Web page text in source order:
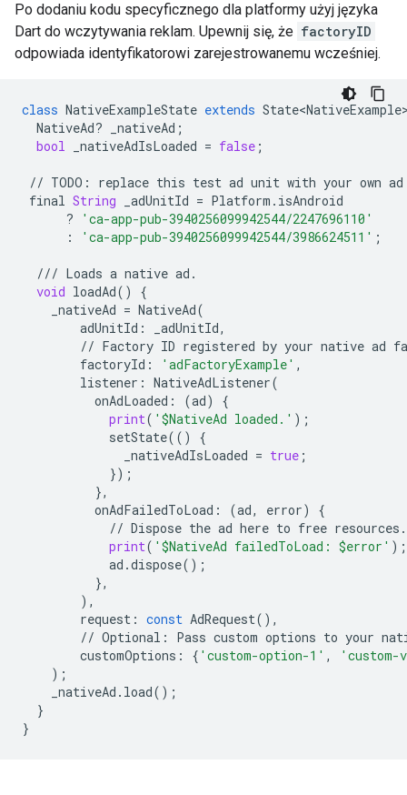
Po dodaniu kodu specyficznego dla platformy użyj języka
Dart do wczytywania reklam. Upewnij się, że factoryID
odpowiada identyfikatorowi zarejestrowanemu wcześniej.
class NativeExampleState extends
NativeAd? _nativeAd ;
bool
_nativeAdIsLoaded = false ;
// TODO : replace this test ad unit with your own ad
final String _adUnitId = Platform . isAndroid
?
'ca-app-pub-3940256099942544/2247696110'
:
'ca-app-pub-3940256099942544/3986624511' ;
/// Loads a native ad .
void loadAd()
{
_nativeAd = NativeAd(
adUnitId : _adUnitId,
// Factory ID registered by your native ad
factoryId : 'adFactoryExample' ,
listener : NativeAdListener(
onAdLoaded : (ad)
{
print( '$NativeAd loaded.' );
setState(()
{
_nativeAdIsLoaded = true ;
});
},
onAdFailedToLoad : (ad, error)
{
// Dispose the ad here to free resources .
print( '$NativeAd failedToLoad: $error' );
ad .dispose();
},
),
request : const AdRequest(),
// Optional : Pass custom options to your
customOptions : { 'custom-option-1' ,
'custom-
);
_nativeAd . load();
}
}